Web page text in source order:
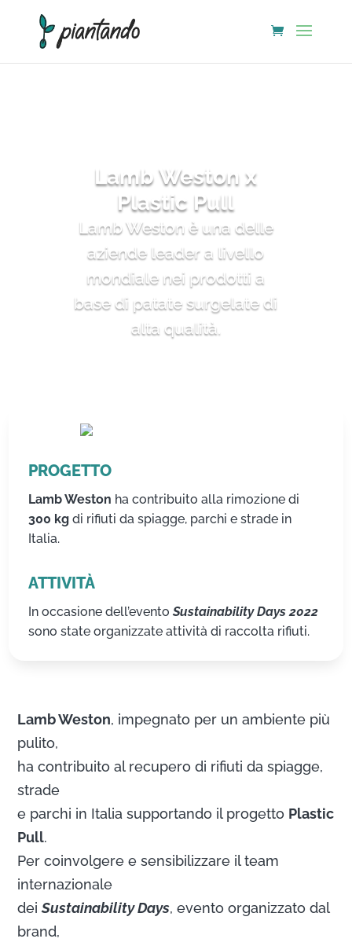
Lamb Weston x
Plastic Pull
Lamb Weston è una delle
aziende leader a livello
mondiale nei prodotti a
base di patate surgelate di
alta qualità.
PROGETTO
Lamb Weston ha contribuito alla rimozione di
300 kg di rifiuti da spiagge, parchi e strade in
Italia.
ATTIVITÀ
In occasione dell’eventoSustainability Days 2022
sono state organizzate attività di raccolta rifiuti.
Lamb Weston, impegnato per un ambiente più
pulito,
ha contribuito al recupero di rifiuti da spiagge,
strade
e parchi in Italia supportando il progetto Plastic
Pull.
Per coinvolgere e sensibilizzare il team
internazionale
deiSustainability Days, evento organizzato dal
brand,